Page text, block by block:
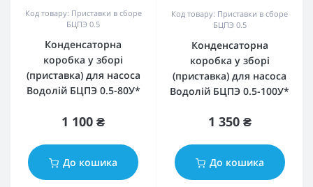
Код товару: Приставки в сборе
БЦПЭ 0.5
Конденсаторна
коробка у зборі
(приставка) для насоса
Водолій БЦПЭ 0.5-80У*
1 100 ₴
До кошика
Код товару: Приставки в сборе
БЦПЭ 0.5
Конденсаторна
коробка у зборі
(приставка) для насоса
Водолій БЦПЭ 0.5-100У*
1 350 ₴
До кошика